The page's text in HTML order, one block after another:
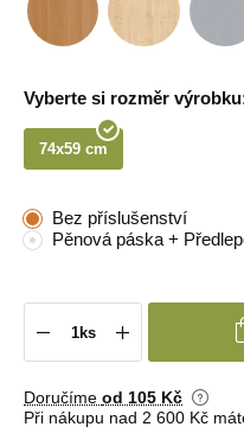
Vyberte si rozměr
74x59 cm
Bez příslušenství
Pěnová páska +
Doručíme od 105 Kč
Při nákupu nad 2 600 Kč